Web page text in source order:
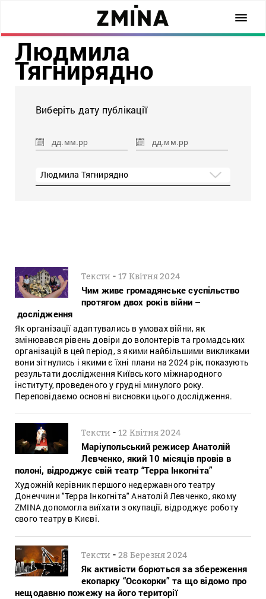
Людмила
Тягнирядно
Тексти -17 Квітня 2024
Чим живе громадянське суспільство
протягом двох років війни –
дослідження
Як організації адаптувались в умовах війни, як
змінювався рівень довіри до волонтерів та громадських
організацій в цей період, з якими найбільшими викликами
вони зітнулись і якими є їхні плани на 2024 рік, показують
результати дослідження Київського міжнародного
інституту, проведеного у грудні минулого року.
Переповідаємо основні висновки цього дослідження.
Тексти -12 Квітня 2024
Маріупольський режисер Анатолій
Левченко, який 10 місяців провів в
полоні, відроджує свій театр “Терра Інкогніта”
Художній керівник першого недержавного театру
Донеччини "Терра Інкогніта" Анатолій Левченко, якому
ZMINA допомогла виїхати з окупації, відроджує роботу
свого театру в Києві.
Тексти -28 Березня 2024
Як активісти борються за збереження
екопарку “Осокорки” та що відомо про
нещодавню пожежу на його території
Виберіть дату публікації
Людмила Тягнирядно